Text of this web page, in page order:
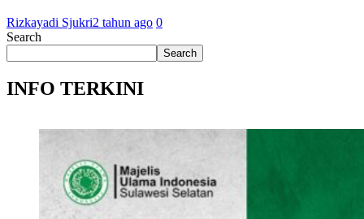
Rizkayadi Sjukri2 tahun ago 0
Search
Search
INFO TERKINI